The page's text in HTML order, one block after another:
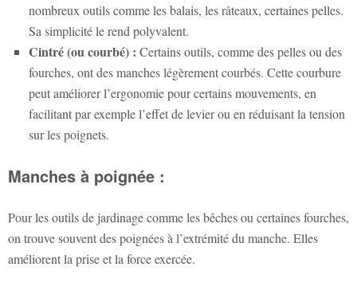
nombreux outils comme les balais, les râteaux, certaines pelles.
Sa simplicité le rend polyvalent.
Cintré (ou courbé) : Certains outils, comme des pelles ou des
fourches, ont des manches légèrement courbés. Cette courbure
peut améliorer l’ergonomie pour certains mouvements, en
facilitant par exemple l’effet de levier ou en réduisant la tension
sur les poignets.
Manches à poignée :
Pour les outils de jardinage comme les bêches ou certaines fourches,
on trouve souvent des poignées à l’extrémité du manche. Elles
améliorent la prise et la force exercée.